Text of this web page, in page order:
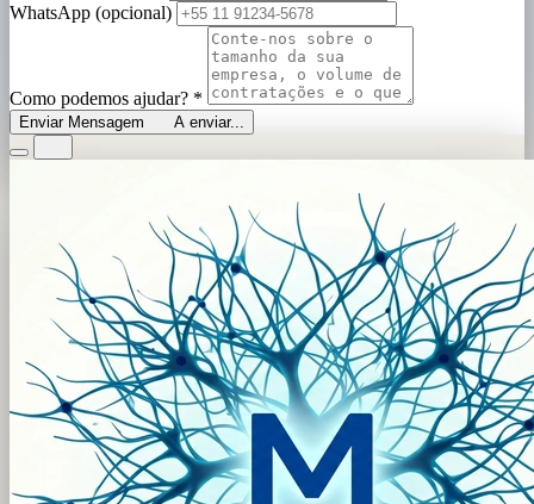
WhatsApp (opcional)
Como podemos ajudar? *
Enviar Mensagem A enviar...